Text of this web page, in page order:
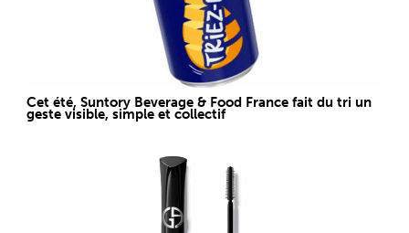
Cet été, Suntory Beverage & Food France fait du tri un
geste visible, simple et collectif